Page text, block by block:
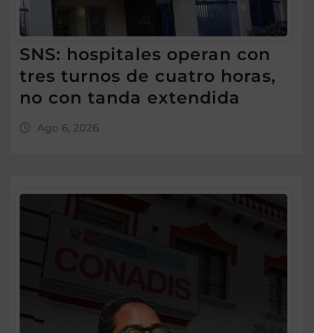
SNS: hospitales operan con
tres turnos de cuatro horas,
no con tanda extendida
Ago 6, 2026